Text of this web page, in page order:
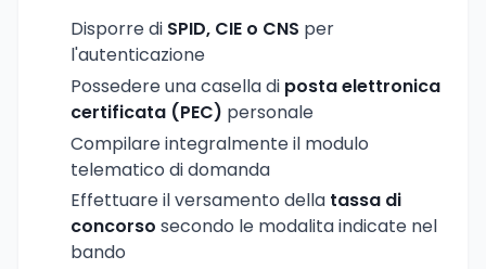
Disporre di SPID, CIE o CNS per
l'autenticazione
Possedere una casella di posta elettronica
certificata (PEC) personale
Compilare integralmente il modulo
telematico di domanda
Effettuare il versamento della tassa di
concorso secondo le modalita indicate nel
bando